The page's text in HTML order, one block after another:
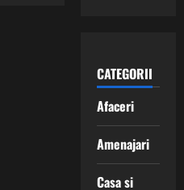
CATEGORII
Afaceri
Amenajari
Casa si